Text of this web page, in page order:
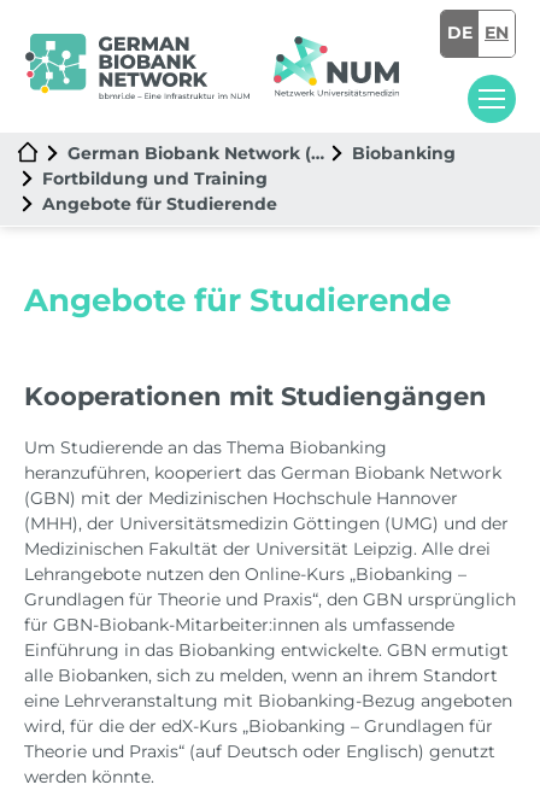
DE EN
German Biobank Network (GBN)
Biobanking
Fortbildung und Training
Angebote für Studierende
In diesem Bereich
Angebote für Studierende
Kooperationen mit Studiengängen
Um Studierende an das Thema Biobanking
heranzuführen, kooperiert das German Biobank Network
(GBN) mit der Medizinischen Hochschule Hannover
(MHH), der Universitätsmedizin Göttingen (UMG) und der
Medizinischen Fakultät der Universität Leipzig. Alle drei
Lehrangebote nutzen den Online-Kurs „Biobanking –
Grundlagen für Theorie und Praxis“, den GBN ursprünglich
für GBN-Biobank-Mitarbeiter:innen als umfassende
Einführung in das Biobanking entwickelte. GBN ermutigt
alle Biobanken, sich zu melden, wenn an ihrem Standort
eine Lehrveranstaltung mit Biobanking-Bezug angeboten
wird, für die der edX-Kurs „Biobanking – Grundlagen für
Theorie und Praxis“ (auf Deutsch oder Englisch) genutzt
werden könnte.